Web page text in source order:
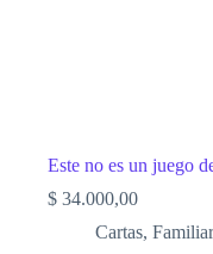
Este no es un juego
$ 34.000,00
Cartas,